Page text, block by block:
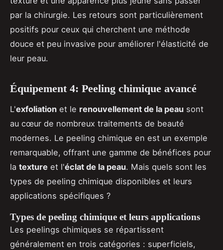
par la chirurgie. Les retours sont particulièrement
positifs pour ceux qui cherchent une méthode
douce et peu invasive pour améliorer l'élasticité de
leur peau.
Équipement 4: Peeling chimique avancé
L'exfoliation et le renouvellement de la peau sont
au cœur de nombreux traitements de beauté
modernes. Le peeling chimique en est un exemple
remarquable, offrant une gamme de bénéfices pour
la texture et l'éclat de la peau. Mais quels sont les
types de peeling chimique disponibles et leurs
applications spécifiques ?
Types de peeling chimique et leurs applications
Les peelings chimiques se répartissent
généralement en trois catégories : superficiels,